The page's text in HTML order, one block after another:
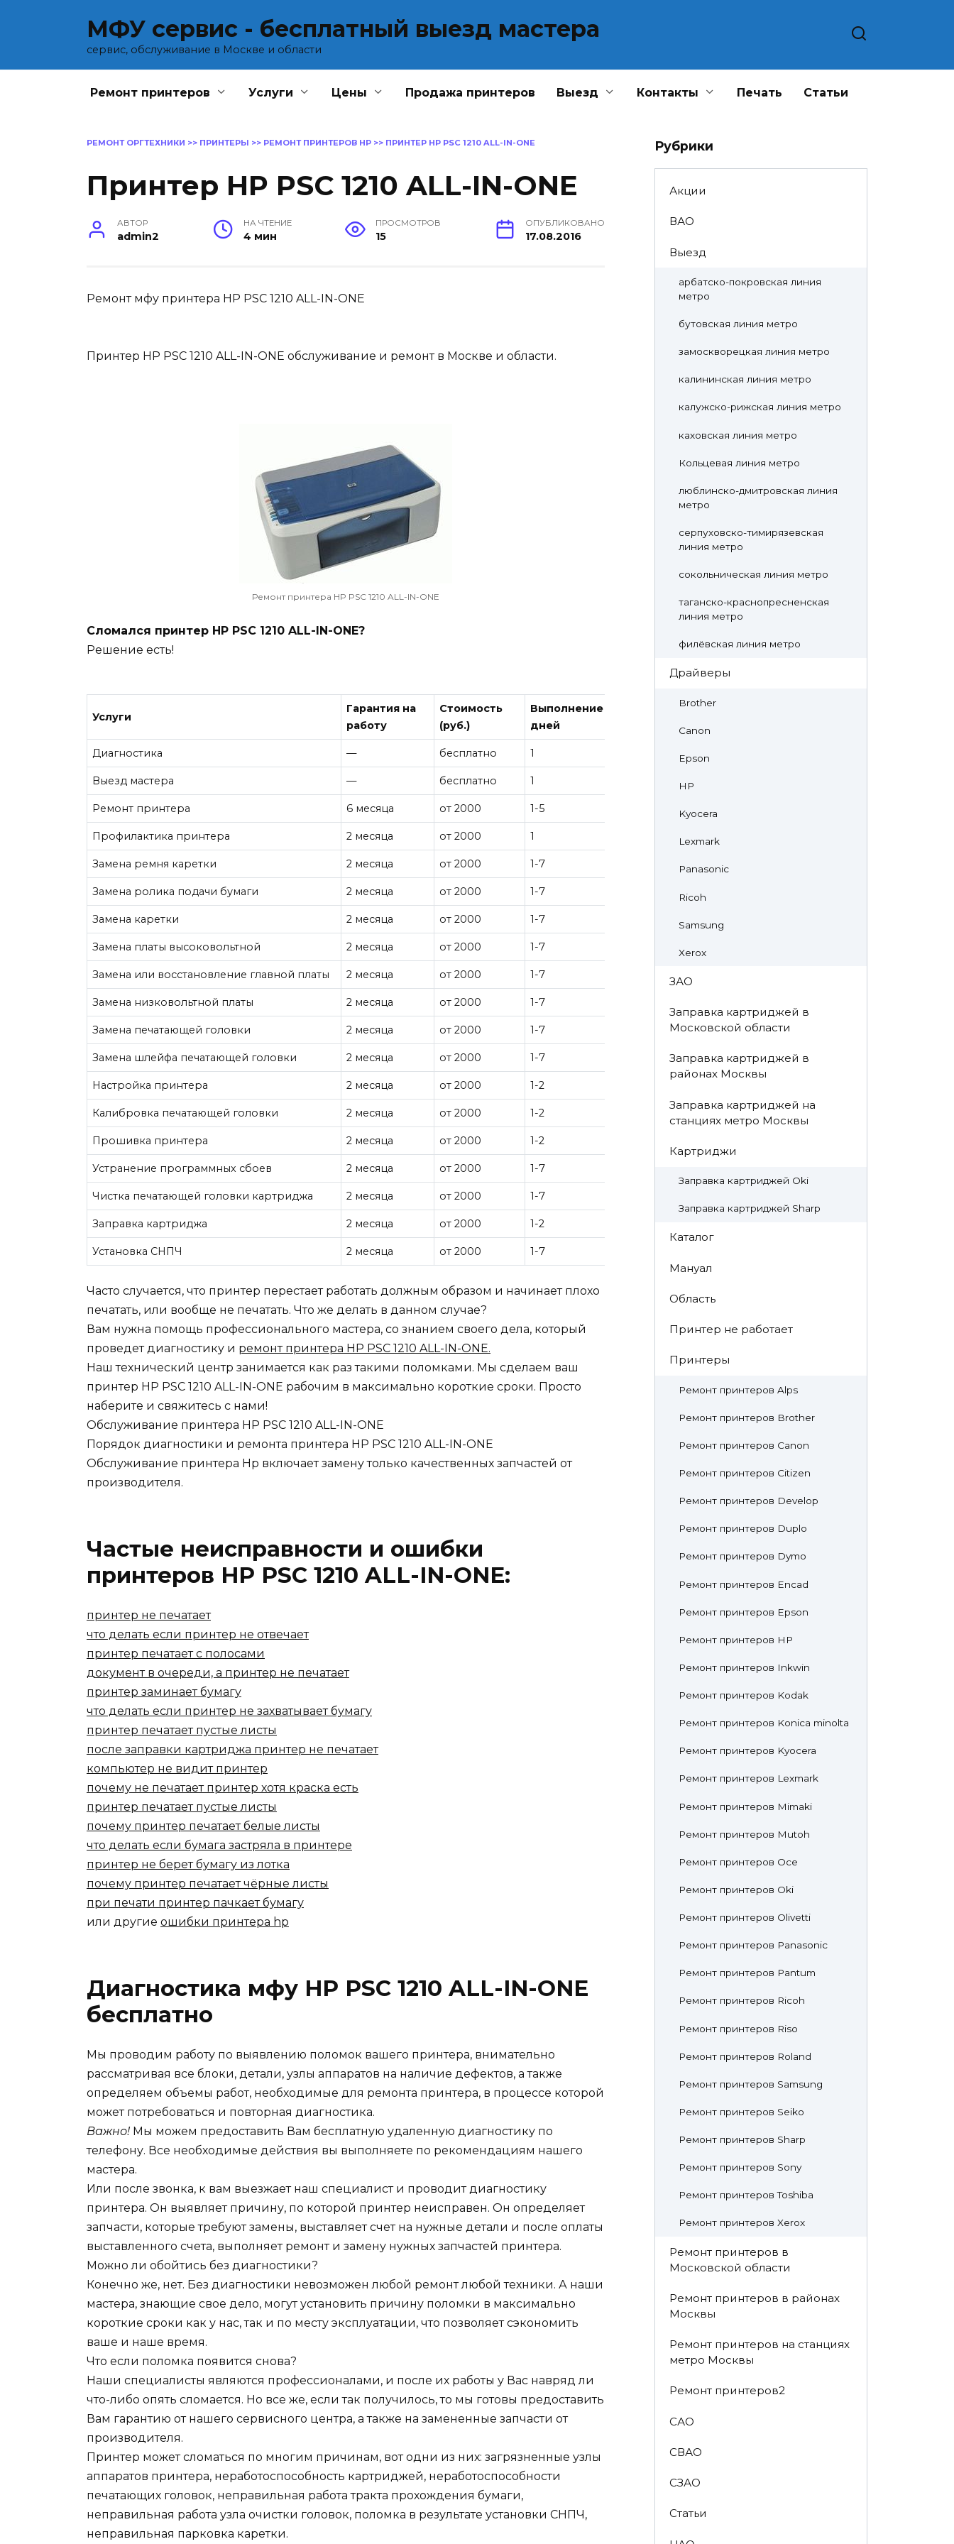
МФУ сервис - бесплатный выезд мастера
сервис, обслуживание в Москве и области
Ремонт принтеров Услуги Цены Продажа принтеров Выезд Контакты Печать Статьи
РЕМОНТ ОРГТЕХНИКИ >> ПРИНТЕРЫ >> РЕМОНТ ПРИНТЕРОВ HP >> ПРИНТЕР HP PSC 1210 ALL-IN-ONE
Принтер HP PSC 1210 ALL-IN-ONE
АВТОР
admin2
НА ЧТЕНИЕ
4 мин
ПРОСМОТРОВ
15
ОПУБЛИКОВАНО
17.08.2016
Ремонт мфу принтера HP PSC 1210 ALL-IN-ONE
Принтер HP PSC 1210 ALL-IN-ONE обслуживание и ремонт в Москве и области.
Ремонт принтера HP PSC 1210 ALL-IN-ONE
Сломался принтер HP PSC 1210 ALL-IN-ONE?
Решение есть!
Услуги
Гарантия на
работу
Стоимость
(руб.)
Выполнение
дней
Диагностика — бесплатно 1
Выезд мастера — бесплатно 1
Ремонт принтера 6 месяца от 2000 1-5
Профилактика принтера 2 месяца от 2000 1
Замена ремня каретки 2 месяца от 2000 1-7
Замена ролика подачи бумаги 2 месяца от 2000 1-7
Замена каретки 2 месяца от 2000 1-7
Замена платы высоковольтной 2 месяца от 2000 1-7
Замена или восстановление главной платы 2 месяца от 2000 1-7
Замена низковольтной платы 2 месяца от 2000 1-7
Замена печатающей головки 2 месяца от 2000 1-7
Замена шлейфа печатающей головки 2 месяца от 2000 1-7
Настройка принтера 2 месяца от 2000 1-2
Калибровка печатающей головки 2 месяца от 2000 1-2
Прошивка принтера 2 месяца от 2000 1-2
Устранение программных сбоев 2 месяца от 2000 1-7
Чистка печатающей головки картриджа 2 месяца от 2000 1-7
Заправка картриджа 2 месяца от 2000 1-2
Установка СНПЧ 2 месяца от 2000 1-7
Часто случается, что принтер перестает работать должным образом и начинает плохо
печатать, или вообще не печатать. Что же делать в данном случае?
Вам нужна помощь профессионального мастера, со знанием своего дела, который
проведет диагностику и ремонт принтера HP PSC 1210 ALL-IN-ONE.
Наш технический центр занимается как раз такими поломками. Мы сделаем ваш
принтер HP PSC 1210 ALL-IN-ONE рабочим в максимально короткие сроки. Просто
наберите и свяжитесь с нами!
Обслуживание принтера HP PSC 1210 ALL-IN-ONE
Порядок диагностики и ремонта принтера HP PSC 1210 ALL-IN-ONE
Обслуживание принтера Hp включает замену только качественных запчастей от
производителя.
Частые неисправности и ошибки
принтеров HP PSC 1210 ALL-IN-ONE:
принтер не печатает
что делать если принтер не отвечает
принтер печатает с полосами
документ в очереди, а принтер не печатает
принтер заминает бумагу
что делать если принтер не захватывает бумагу
принтер печатает пустые листы
после заправки картриджа принтер не печатает
компьютер не видит принтер
почему не печатает принтер хотя краска есть
принтер печатает пустые листы
почему принтер печатает белые листы
что делать если бумага застряла в принтере
принтер не берет бумагу из лотка
почему принтер печатает чёрные листы
при печати принтер пачкает бумагу
или другие ошибки принтера hp
Диагностика мфу HP PSC 1210 ALL-IN-ONE
бесплатно
Мы проводим работу по выявлению поломок вашего принтера, внимательно
рассматривая все блоки, детали, узлы аппаратов на наличие дефектов, а также
определяем объемы работ, необходимые для ремонта принтера, в процессе которой
может потребоваться и повторная диагностика.
Важно! Мы можем предоставить Вам бесплатную удаленную диагностику по
телефону. Все необходимые действия вы выполняете по рекомендациям нашего
мастера.
Или после звонка, к вам выезжает наш специалист и проводит диагностику
принтера. Он выявляет причину, по которой принтер неисправен. Он определяет
запчасти, которые требуют замены, выставляет счет на нужные детали и после оплаты
выставленного счета, выполняет ремонт и замену нужных запчастей принтера.
Можно ли обойтись без диагностики?
Конечно же, нет. Без диагностики невозможен любой ремонт любой техники. А наши
мастера, знающие свое дело, могут установить причину поломки в максимально
короткие сроки как у нас, так и по месту эксплуатации, что позволяет сэкономить
ваше и наше время.
Что если поломка появится снова?
Наши специалисты являются профессионалами, и после их работы у Вас навряд ли
что-либо опять сломается. Но все же, если так получилось, то мы готовы предоставить
Вам гарантию от нашего сервисного центра, а также на замененные запчасти от
производителя.
Принтер может сломаться по многим причинам, вот одни из них: загрязненные узлы
аппаратов принтера, неработоспособность картриджей, неработоспособности
печатающих головок, неправильная работа тракта прохождения бумаги,
неправильная работа узла очистки головок, поломка в результате установки СНПЧ,
неправильная парковка каретки.
Рубрики
Акции
ВАО
Выезд
арбатско-покровская линия
метро
бутовская линия метро
замоскворецкая линия метро
калининская линия метро
калужско-рижская линия метро
каховская линия метро
Кольцевая линия метро
люблинско-дмитровская линия
метро
серпуховско-тимирязевская
линия метро
сокольническая линия метро
таганско-краснопресненская
линия метро
филёвская линия метро
Драйверы
Brother
Canon
Epson
HP
Kyocera
Lexmark
Panasonic
Ricoh
Samsung
Xerox
ЗАО
Заправка картриджей в
Московской области
Заправка картриджей в
районах Москвы
Заправка картриджей на
станциях метро Москвы
Картриджи
Заправка картриджей Oki
Заправка картриджей Sharp
Каталог
Мануал
Область
Принтер не работает
Принтеры
Ремонт принтеров Alps
Ремонт принтеров Brother
Ремонт принтеров Canon
Ремонт принтеров Citizen
Ремонт принтеров Develop
Ремонт принтеров Duplo
Ремонт принтеров Dymo
Ремонт принтеров Encad
Ремонт принтеров Epson
Ремонт принтеров HP
Ремонт принтеров Inkwin
Ремонт принтеров Kodak
Ремонт принтеров Konica minolta
Ремонт принтеров Kyocera
Ремонт принтеров Lexmark
Ремонт принтеров Mimaki
Ремонт принтеров Mutoh
Ремонт принтеров Oce
Ремонт принтеров Oki
Ремонт принтеров Olivetti
Ремонт принтеров Panasonic
Ремонт принтеров Pantum
Ремонт принтеров Ricoh
Ремонт принтеров Riso
Ремонт принтеров Roland
Ремонт принтеров Samsung
Ремонт принтеров Seiko
Ремонт принтеров Sharp
Ремонт принтеров Sony
Ремонт принтеров Toshiba
Ремонт принтеров Xerox
Ремонт принтеров в
Московской области
Ремонт принтеров в районах
Москвы
Ремонт принтеров на станциях
метро Москвы
Ремонт принтеров2
САО
СВАО
СЗАО
Статьи